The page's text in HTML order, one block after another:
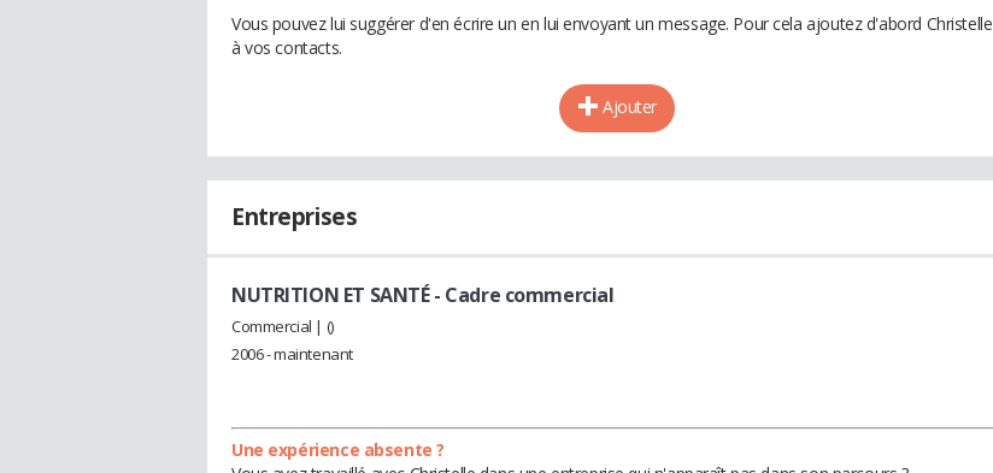
Vous pouvez lui suggérer d'en écrire un en lui envoyant un message. Pour cela ajoutez d'abord Christelle
à vos contacts.
Ajouter
Entreprises
NUTRITION ET SANTÉ- Cadre commercial
Commercial | ()
2006 - maintenant
Une expérience absente ?